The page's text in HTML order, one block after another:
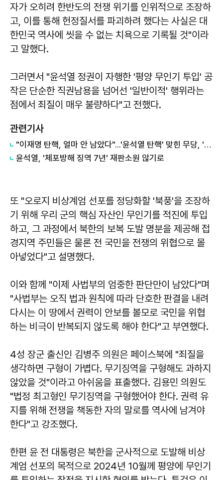
자가 오히려 한반도의 전쟁 위기를 인위적으로 조장하
고, 이를 통해 헌정질서를 파괴하려 했다는 사실은 대
한민국 역사에 씻을 수 없는 치욕으로 기록될 것"이라
고 말했다.
그러면서 "윤석열 정권이 자행한 '평양 무인기 투입' 공
작은 단순한 직권남용을 넘어선 '일반이적' 행위라는
점에서 죄질이 매우 불량하다"고 전했다.
관련기사
"이재명 탄핵, 얼마 안 남았다"...'윤석열 탄핵' 맞힌 무당, '성지글' 등장
윤석열, '체포방해 징역 7년' 재판소원 않기로
또 "오로지 비상계엄 선포를 정당화할 '북풍'을 조장하
기 위해 우리 군의 핵심 자산인 무인기를 적진에 투입
하고, 그 과정에서 북한의 보복 도발 명분을 제공해 접
경지역 주민들은 물론 전 국민을 전쟁의 위협으로 몰
아넣었다"고 설명했다.
이와 함께 "이제 사법부의 엄중한 판단만이 남았다"며
"사법부는 오직 법과 원칙에 따라 단호한 판결을 내려
다시는 이 땅에서 권력이 안보를 볼모로 국민을 위협
하는 비극이 반복되지 않도록 해야 한다"고 부연했다.
4성 장군 출신인 김병주 의원은 페이스북에 "죄질을
생각하면 구형이 가볍다. 무기징역을 구형해도 과하지
않았을 것"이라고 아쉬움을 표출했다. 김용민 의원도
"법정 최고형인 무기징역을 구형했어야 한다. 권력 유
지를 위해 전쟁을 책동한 자의 말로를 역사에 남겨야
한다"고 강조했다.
한편 윤 전 대통령은 북한을 군사적으로 도발해 비상
계엄 선포의 목적으로 2024년 10월께 평양에 무인기